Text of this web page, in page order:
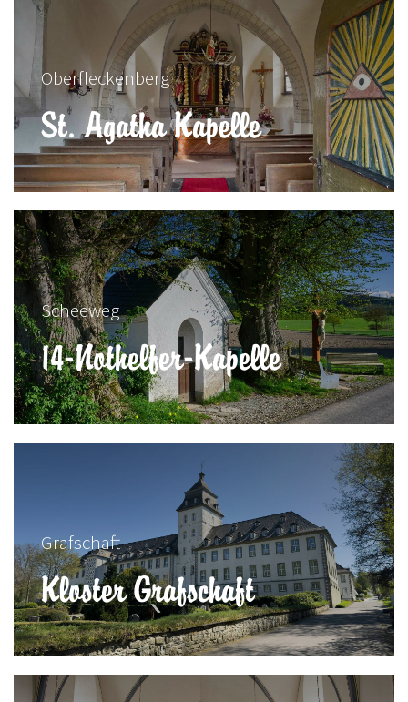
St. Agatha Kapelle
Oberfleckenberg
14-Nothelfer-Kapelle
Scheeweg
Kloster Grafschaft
Grafschaft